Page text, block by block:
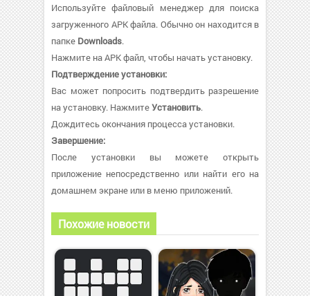
Используйте файловый менеджер для поиска
загруженного APK файла. Обычно он находится в
папке Downloads.
Нажмите на APK файл, чтобы начать установку.
Подтверждение установки:
Вас может попросить подтвердить разрешение
на установку. НажмитеУстановить.
Дождитесь окончания процесса установки.
Завершение:
После установки вы можете открыть
приложение непосредственно или найти его на
домашнем экране или в меню приложений.
Похожие новости